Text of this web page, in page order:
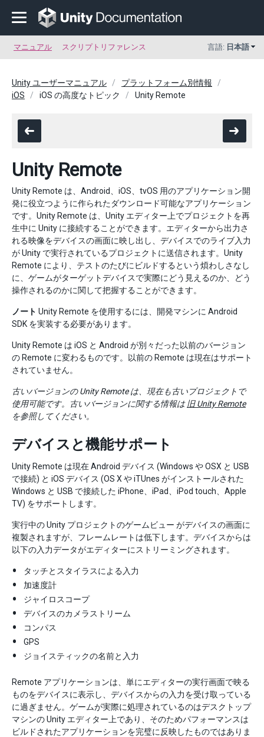
マニュアル スクリプトリファレンス 言語: 日本語
Unity ユーザーマニュアル
プラットフォーム別情報
iOS
iOS の高度なトピック Unity Remote
Unity Remote
Unity Remote は、Android、iOS、tvOS 用のアプリケーション開
発に役立つように作られたダウンロード可能なアプリケーション
です。Unity Remote は、Unity エディター上でプロジェクトを再
生中に Unity に接続することができます。エディターから出力さ
れる映像をデバイスの画面に映し出し、デバイスでのライブ入力
が Unity で実行されているプロジェクトに送信されます。Unity
Remote により、テストのたびにビルドするという煩わしさなし
に、ゲームがターゲットデバイスで実際にどう見えるのか、どう
操作されるのかに関して把握することができます。
ノート Unity Remote を使用するには、開発マシンに Android
SDK を実装する必要があります。
Unity Remote は iOS と Android が別々だった以前のバージョン
の Remote に変わるものです。以前の Remote は現在はサポート
されていません。
古いバージョンの Unity Remote は、現在も古いプロジェクトで
使用可能です。古いバージョンに関する情報は旧 Unity Remote
を参照してください。
デバイスと機能サポート
Unity Remote は現在 Android デバイス (Windows や OSX と USB
で接続) と iOS デバイス (OS X や iTUnes がインストールされた
Windows と USB で接続した iPhone、iPad、iPod touch、Apple
TV) をサポートします。
実行中の Unity プロジェクトのゲームビュー がデバイスの画面に
複製されますが、フレームレートは低下します。デバイスからは
以下の入力データがエディターにストリーミングされます。
タッチとスタイラスによる入力
加速度計
ジャイロスコープ
デバイスのカメラストリーム
コンパス
GPS
ジョイスティックの名前と入力
Remote アプリケーションは、単にエディターの実行画面で映る
ものをデバイスに表示し、デバイスからの入力を受け取っている
に過ぎません。ゲームが実際に処理されているのはデスクトップ
マシンの Unity エディター上であり、そのためパフォーマンスは
ビルドされたアプリケーションを完璧に反映したものではありま